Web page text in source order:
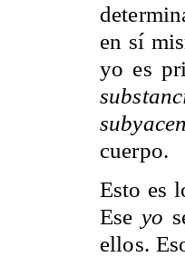
en sí
yo es
cuerpo.
Esto es
Eseyo
ellos.